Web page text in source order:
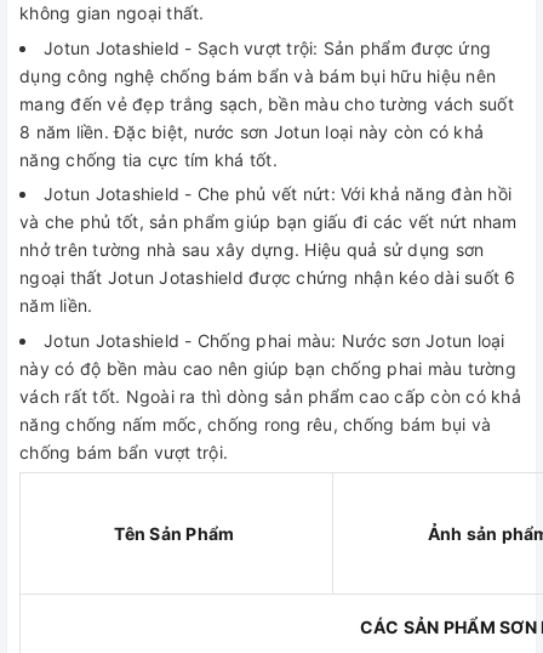
không gian ngoại thất.
Jotun Jotashield - Sạch vượt trội: Sản phẩm được ứng
dụng công nghệ chống bám bẩn và bám bụi hữu hiệu nên
mang đến vẻ đẹp trắng sạch, bền màu cho tường vách suốt
8 năm liền. Đặc biệt, nước sơn Jotun loại này còn có khả
năng chống tia cực tím khá tốt.
Jotun Jotashield - Che phủ vết nứt: Với khả năng đàn hồi
và che phủ tốt, sản phẩm giúp bạn giấu đi các vết nứt nham
nhở trên tường nhà sau xây dựng. Hiệu quả sử dụng sơn
ngoại thất Jotun Jotashield được chứng nhận kéo dài suốt 6
năm liền.
Jotun Jotashield - Chống phai màu: Nước sơn Jotun loại
này có độ bền màu cao nên giúp bạn chống phai màu tường
vách rất tốt. Ngoài ra thì dòng sản phẩm cao cấp còn có khả
năng chống nấm mốc, chống rong rêu, chống bám bụi và
chống bám bẩn vượt trội.
Tên Sản Phẩm Ảnh sản
CÁC SẢN PHẨM SƠN